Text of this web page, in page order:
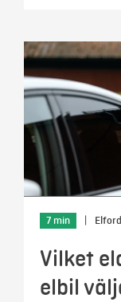
7 min
Vilket
elbil